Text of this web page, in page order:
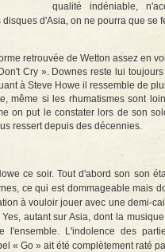
qualité indéniable,
d'Asia, on ne pourra que se
retrouvée de Wetton assez en
Cry ». Downes reste lui
à Steve Howe il ressemble de
même si les rhumatismes sont
on put le constater lors de son
ressert depuis des décennies.
ce soir. Tout d'abord son son
ce qui est dommageable mais
à vouloir jouer avec une demi-
autant sur Asia, dont la
L'indolence des
« Go » ait été complètement raté